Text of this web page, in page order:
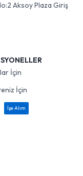
Aksoy Plaza Giriş
İçin
İçin
İşe Alım